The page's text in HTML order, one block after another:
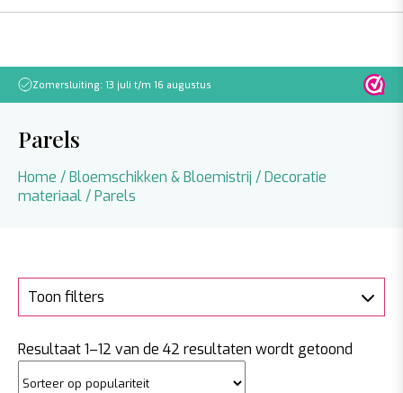
Zomersluiting: 13 juli t/m 16 augustus Let
Parels
Home /Bloemschikken & Bloemistrij /Decoratie
materiaal/ Parels
Toon filters
Resultaat 1–12 van de 42 resultaten wordt getoond